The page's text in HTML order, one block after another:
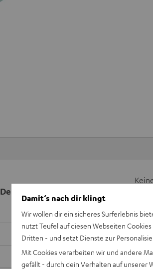
Deine Kaufberatung
Damit‘s nach dir klingt
Wir wollen dir ein sicheres Surferlebnis
nutzt Teufel auf diesen Webseiten
Dritten - und setzt Dienste zur
Mit Cookies verarbeiten wir und andere
gefällt - durch dein Verhalten auf unserer